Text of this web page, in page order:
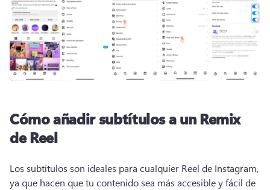
Cómo añadir subtítulos a un Remix
de Reel
Los subtítulos son ideales para cualquier Reel de Instagram,
ya que hacen que tu contenido sea más accesible y fácil de